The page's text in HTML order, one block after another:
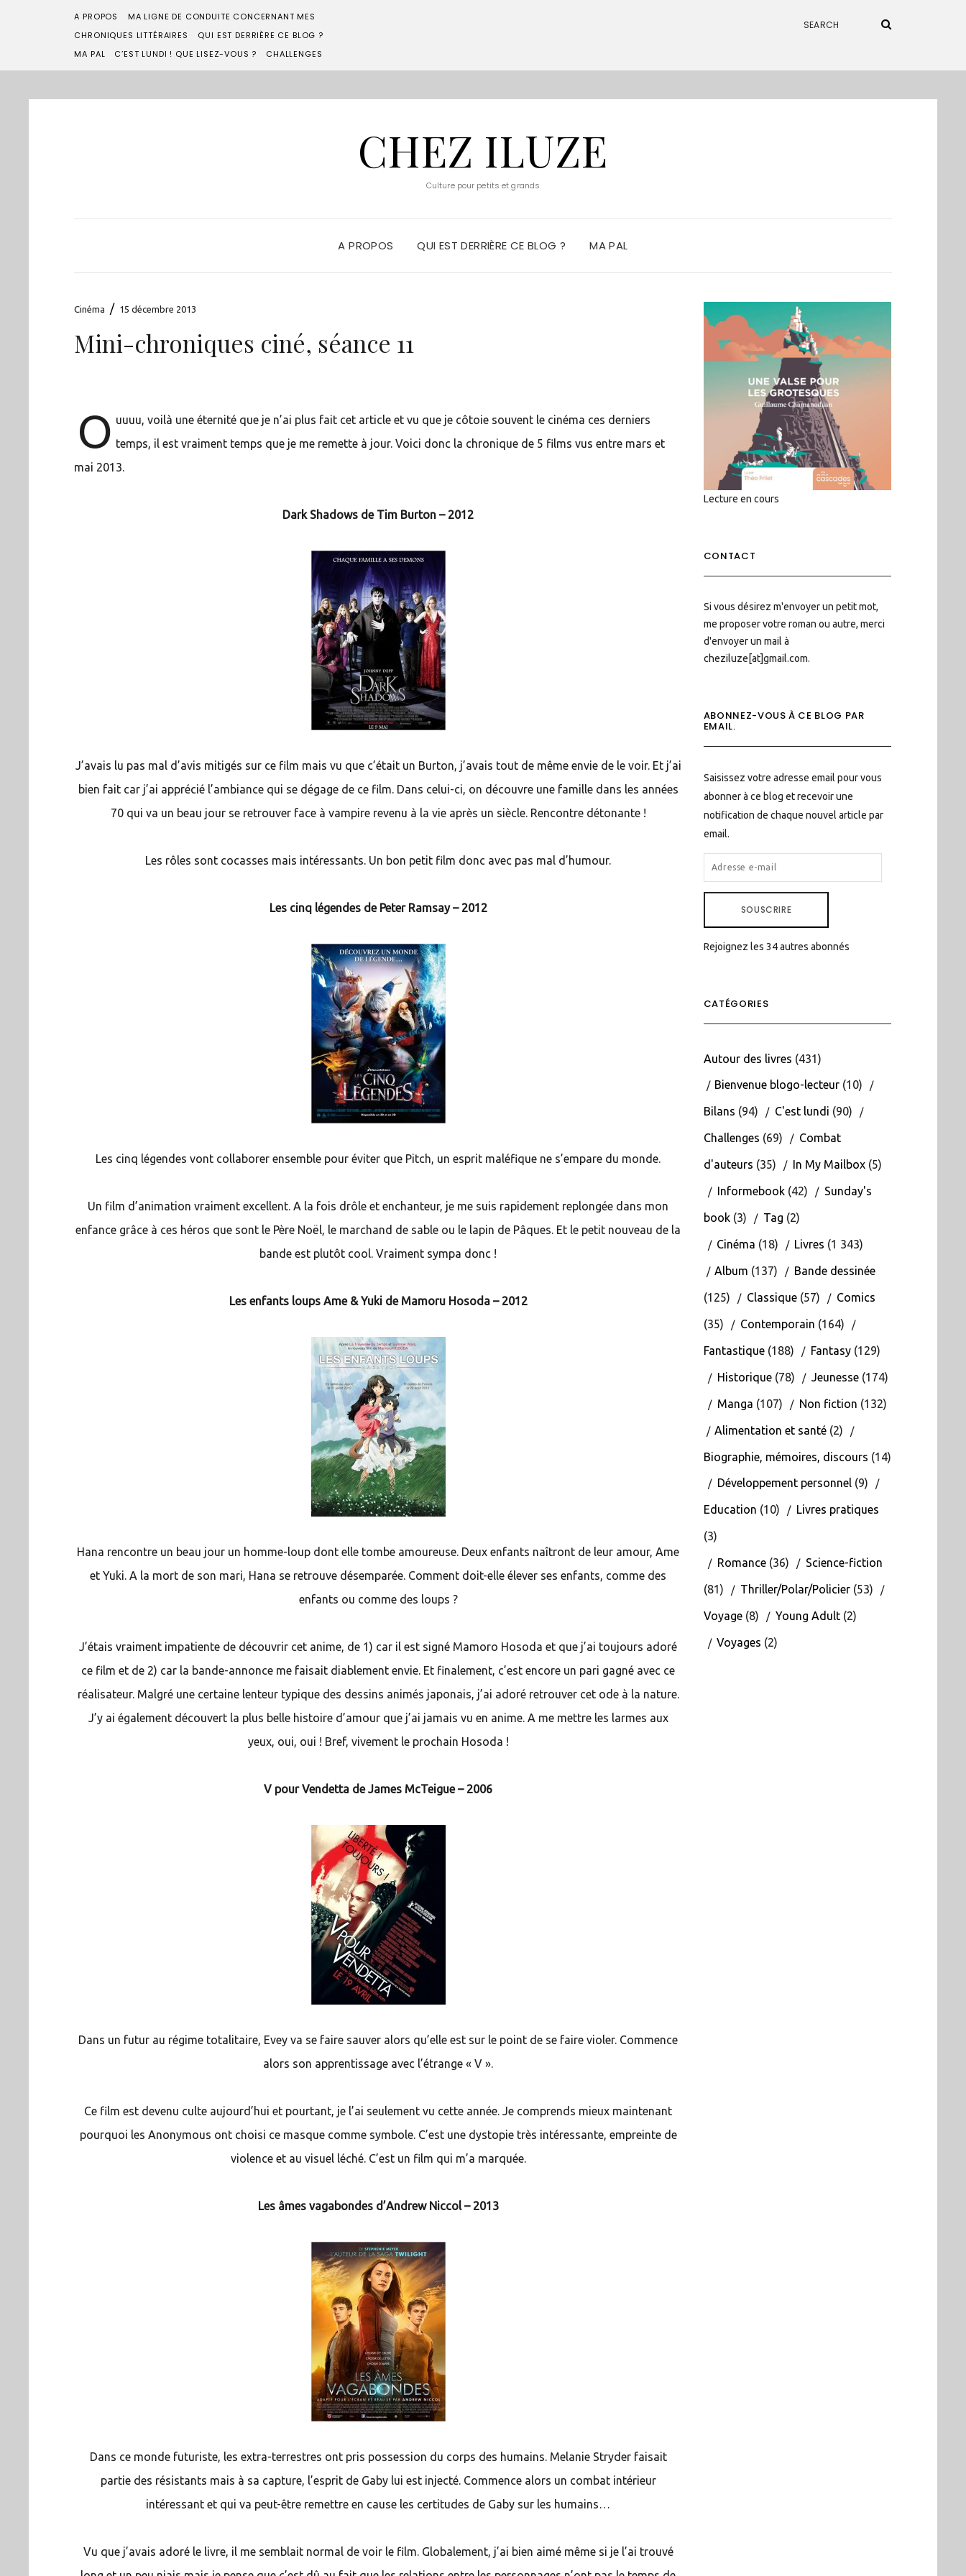
A PROPOS
MA LIGNE DE CONDUITE CONCERNANT MES
CHRONIQUES LITTÉRAIRES
QUI EST DERRIÈRE CE BLOG ?
MA PAL
C’EST LUNDI ! QUE LISEZ-VOUS ? CHALLENGES
CHEZ ILUZE
Culture pour petits et grands
A PROPOS QUI EST DERRIÈRE CE BLOG ? MA PAL
Cinéma / 15 décembre 2013
Mini-chroniques ciné, séance 11
O uuuu, voilà une éternité que je n’ai plus fait cet article et vu que je côtoie souvent le cinéma ces derniers
temps, il est vraiment temps que je me remette à jour. Voici donc la chronique de 5 films vus entre mars et
mai 2013.
Dark Shadows de Tim Burton – 2012
J’avais lu pas mal d’avis mitigés sur ce film mais vu que c’était un Burton, j’avais tout de même envie de le voir. Et j’ai
bien fait car j’ai apprécié l’ambiance qui se dégage de ce film. Dans celui-ci, on découvre une famille dans les années
70 qui va un beau jour se retrouver face à vampire revenu à la vie après un siècle. Rencontre détonante !
Les rôles sont cocasses mais intéressants. Un bon petit film donc avec pas mal d’humour.
Les cinq légendes de Peter Ramsay – 2012
Les cinq légendes vont collaborer ensemble pour éviter que Pitch, un esprit maléfique ne s’empare du monde.
Un film d’animation vraiment excellent. A la fois drôle et enchanteur, je me suis rapidement replongée dans mon
enfance grâce à ces héros que sont le Père Noël, le marchand de sable ou le lapin de Pâques. Et le petit nouveau de la
bande est plutôt cool. Vraiment sympa donc !
Les enfants loups Ame & Yuki de Mamoru Hosoda – 2012
Hana rencontre un beau jour un homme-loup dont elle tombe amoureuse. Deux enfants naîtront de leur amour, Ame
et Yuki. A la mort de son mari, Hana se retrouve désemparée. Comment doit-elle élever ses enfants, comme des
enfants ou comme des loups ?
J’étais vraiment impatiente de découvrir cet anime, de 1) car il est signé Mamoro Hosoda et que j’ai toujours adoré
ce film et de 2) car la bande-annonce me faisait diablement envie. Et finalement, c’est encore un pari gagné avec ce
réalisateur. Malgré une certaine lenteur typique des dessins animés japonais, j’ai adoré retrouver cet ode à la nature.
J’y ai également découvert la plus belle histoire d’amour que j’ai jamais vu en anime. A me mettre les larmes aux
yeux, oui, oui ! Bref, vivement le prochain Hosoda !
V pour Vendetta de James McTeigue – 2006
Dans un futur au régime totalitaire, Evey va se faire sauver alors qu’elle est sur le point de se faire violer. Commence
alors son apprentissage avec l’étrange « V ».
Ce film est devenu culte aujourd’hui et pourtant, je l’ai seulement vu cette année. Je comprends mieux maintenant
pourquoi les Anonymous ont choisi ce masque comme symbole. C’est une dystopie très intéressante, empreinte de
violence et au visuel léché. C’est un film qui m’a marquée.
Les âmes vagabondes d’Andrew Niccol – 2013
Dans ce monde futuriste, les extra-terrestres ont pris possession du corps des humains. Melanie Stryder faisait
partie des résistants mais à sa capture, l’esprit de Gaby lui est injecté. Commence alors un combat intérieur
intéressant et qui va peut-être remettre en cause les certitudes de Gaby sur les humains…
Vu que j’avais adoré le livre, il me semblait normal de voir le film. Globalement, j’ai bien aimé même si je l’ai trouvé
Lecture en cours
CONTACT
Si vous désirez m'envoyer un petit mot,
me proposer votre roman ou autre, merci
d'envoyer un mail à
cheziluze[at]gmail.com.
ABONNEZ-VOUS À CE BLOG PAR
EMAIL.
Saisissez votre adresse email pour vous
abonner à ce blog et recevoir une
notification de chaque nouvel article par
email.
ADRESSE
E-
SOUSCRIRE
Rejoignez les 34 autres abonnés
CATÉGORIES
Autour des livres (431)
Bienvenue blogo-lecteur(10)
Bilans (94) C'est lundi (90)
Challenges (69) Combat
d'auteurs (35) In My Mailbox(5)
Informebook(42) Sunday's
book(3) Tag (2)
Cinéma (18) Livres (1 343)
Album (137) Bande dessinée
(125) Classique(57) Comics
(35) Contemporain (164)
Fantastique(188) Fantasy(129)
Historique(78) Jeunesse(174)
Manga (107) Non fiction (132)
Alimentation et santé(2)
Biographie, mémoires, discours (14)
Développement personnel(9)
Education (10) Livres pratiques
(3)
Romance(36) Science-fiction
(81) Thriller/Polar/Policier(53)
Voyage(8) Young Adult(2)
Voyages (2)